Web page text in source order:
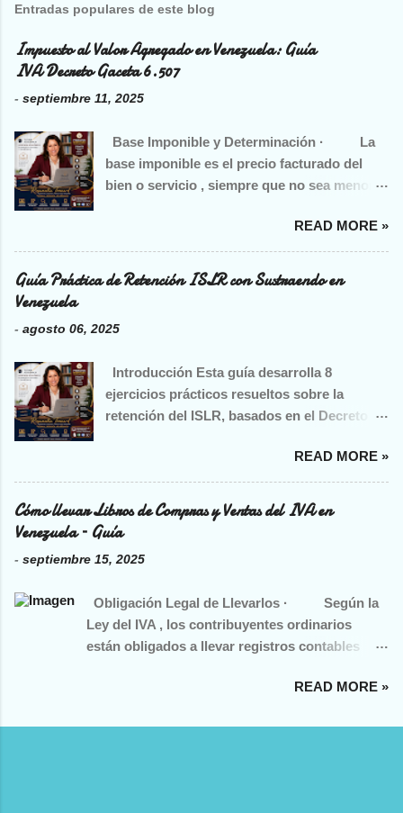
Entradas populares de este blog
Impuesto al Valor Agregado en Venezuela: Guía
IVA Decreto Gaceta 6.507
- septiembre 11, 2025
Base Imponible y Determinación · La
base imponible es el precio facturado del
bien o servicio , siempre que no sea menor
ventas a crédito o contado se toma el mayor
valor entre precio facturado y precio
corriente. · En importaciones, es el
Para servicios, la base es el precio total
deben incluir todos los conceptos
adicionales (fletes, comisiones, impuestos
excluyendo el IVA, etc.) en la base imponible.
descuentos y bonificaciones normales
documentadas. Alícuotas Vigentes · ...
READ MORE »
Guía Práctica de Retención ISLR con Sustraendo en
Venezuela
- agosto 06, 2025
Introducción Esta guía desarrolla 8
ejercicios prácticos resueltos sobre la
retención del ISLR, basados en el Decreto
de 1997, utilizando como referencia la
Unidad Tributaria (UT) vigente de Bs. 43 y la
aplicación del Sustraendo (previsto en el
Reglamento de la Ley). El objetivo es
aplicación y el control tributario para
a día y ante procesos de fiscalización.
¿Cómo aplicar el sustraendo? 📌 Fórmula
del sustraendo: Sustraendo = 83.3334 × UT ×
10% de retención: Sustraendo = 83.3334 × 43
READ MORE »
Cómo llevar Libros de Compras y Ventas del IVA en
Venezuela – Guía
- septiembre 15, 2025
Obligación Legal de Llevarlos · Según la
Ley del IVA , los contribuyentes ordinarios
están obligados a llevar registros contables
ventas , conforme a lo establecido en losREAD MORE »